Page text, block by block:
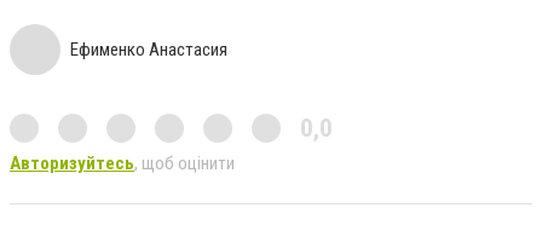
Ефименко Анастасия
0,0
Авторизуйтесь, щоб оцінити